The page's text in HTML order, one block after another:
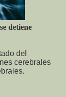
detiene
del
cerebrales